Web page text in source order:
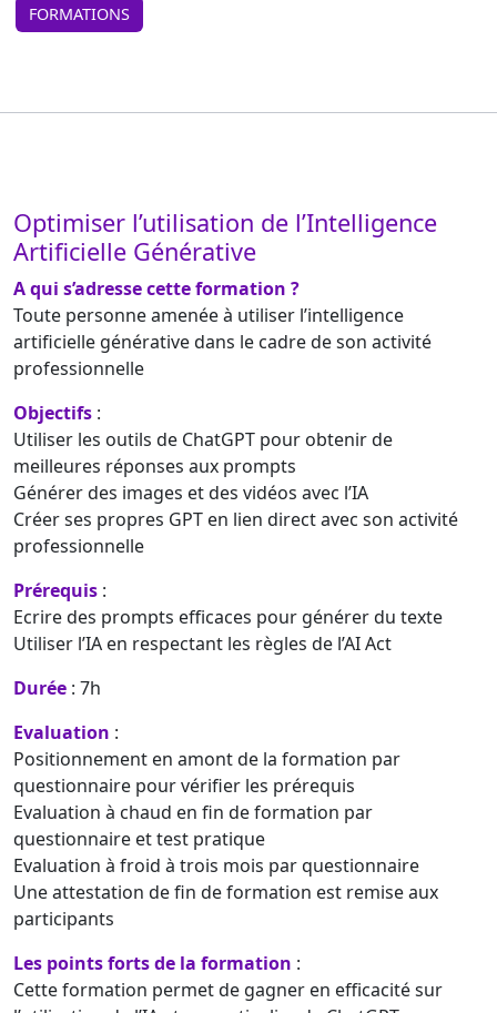
FORMATIONS
Optimiser l’utilisation de l’Intelligence
Artificielle Générative
A qui s’adresse cette formation ?
Toute personne amenée à utiliser l’intelligence
artificielle générative dans le cadre de son activité
professionnelle
Objectifs :
Utiliser les outils de ChatGPT pour obtenir de
meilleures réponses aux prompts
Générer des images et des vidéos avec l’IA
Créer ses propres GPT en lien direct avec son activité
professionnelle
Prérequis :
Ecrire des prompts efficaces pour générer du texte
Utiliser l’IA en respectant les règles de l’AI Act
Durée : 7h
Evaluation :
Positionnement en amont de la formation par
questionnaire pour vérifier les prérequis
Evaluation à chaud en fin de formation par
questionnaire et test pratique
Evaluation à froid à trois mois par questionnaire
Une attestation de fin de formation est remise aux
participants
Les points forts de la formation :
Cette formation permet de gagner en efficacité sur